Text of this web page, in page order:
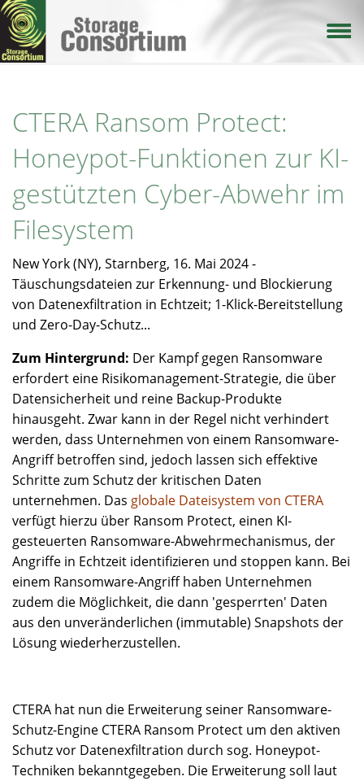
Direkt
zum
Inhalt
CTERA Ransom Protect:
Honeypot-Funktionen zur KI-
gestützten Cyber-Abwehr im
Filesystem
New York (NY), Starnberg, 16. Mai 2024 -
Täuschungsdateien zur Erkennung- und Blockierung
von Datenexfiltration in Echtzeit; 1-Klick-Bereitstellung
und Zero-Day-Schutz...
Zum Hintergrund: Der Kampf gegen Ransomware
erfordert eine Risikomanagement-Strategie, die über
Datensicherheit und reine Backup-Produkte
hinausgeht. Zwar kann in der Regel nicht verhindert
werden, dass Unternehmen von einem Ransomware-
Angriff betroffen sind, jedoch lassen sich effektive
Schritte zum Schutz der kritischen Daten
unternehmen. Das globale Dateisystem von CTERA
verfügt hierzu über Ransom Protect, einen KI-
gesteuerten Ransomware-Abwehrmechanismus, der
Angriffe in Echtzeit identifizieren und stoppen kann. Bei
einem Ransomware-Angriff haben Unternehmen
zudem die Möglichkeit, die dann 'gesperrten' Daten
aus den unveränderlichen (immutable) Snapshots der
Lösung wiederherzustellen.
CTERA hat nun die Erweiterung seiner Ransomware-
Schutz-Engine CTERA Ransom Protect um den aktiven
Schutz vor Datenexfiltration durch sog. Honeypot-
Techniken bekanntgegeben. Die Erweiterung soll laut